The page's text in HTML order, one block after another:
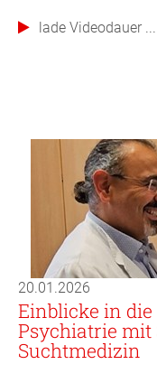
lade Videodauer ...
20.01.2026
Einblicke in
Psychiatrie
Suchtmedizin